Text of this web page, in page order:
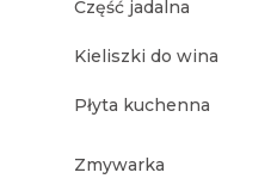
Część jadalna
Kieliszki do wina
Płyta kuchenna
Zmywarka